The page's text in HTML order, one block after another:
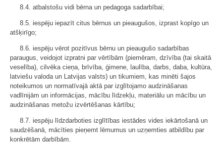
8.4. atbalstošu vidi bērna un pedagoga sadarbībai;
8.5. iespēju iepazīt citus bērnus un pieaugušos, izprast kopīgo un
atšķirīgo;
8.6. iespēju vērot pozitīvus bērnu un pieaugušo sadarbības
paraugus, veidojot izpratni par vērtībām (piemēram, dzīvība (tai skaitā
veselība), cilvēka cieņa, brīvība, ģimene, laulība, darbs, daba, kultūra,
latviešu valoda un Latvijas valsts) un tikumiem, kas minēti šajos
noteikumos un normatīvajā aktā par izglītojamo audzināšanas
vadlīnijām un informācijas, mācību līdzekļu, materiālu un mācību un
audzināšanas metožu izvērtēšanas kārtību;
8.7. iespēju līdzdarboties izglītības iestādes vides iekārtošanā un
saudzēšanā, mācīties pieņemt lēmumus un uzņemties atbildību par
konkrētām darbībām.